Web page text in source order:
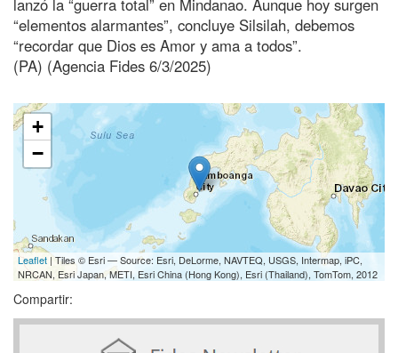
lanzó la “guerra total” en Mindanao. Aunque hoy surgen
“elementos alarmantes”, concluye Silsilah, debemos
“recordar que Dios es Amor y ama a todos”.
(PA) (Agencia Fides 6/3/2025)
+
−
Leaflet | Tiles © Esri — Source: Esri, DeLorme, NAVTEQ, USGS, Intermap, iPC,
NRCAN, Esri Japan, METI, Esri China (Hong Kong), Esri (Thailand), TomTom, 2012
Compartir: